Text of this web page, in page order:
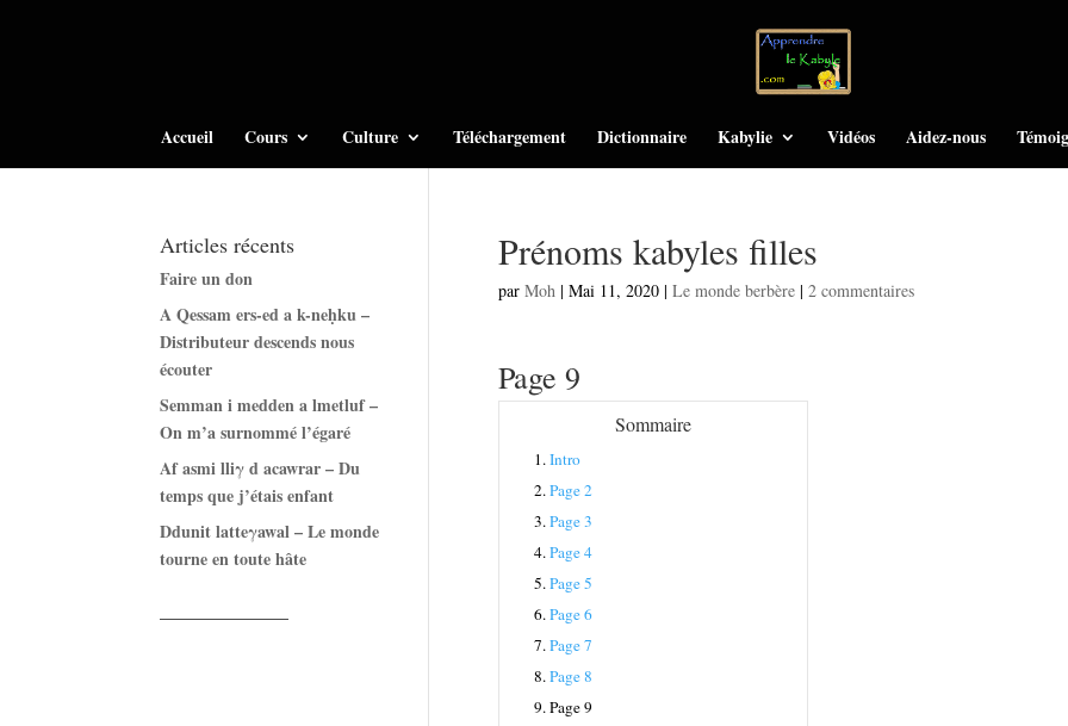
Accueil Cours Culture Téléchargement Dictionnaire Kabylie Vidéos Aidez-nous
Prénoms kabyles filles
par Moh| Mai 11, 2020| Le monde berbère| 2 commentaires
Page 9
Sommaire
1.Intro
2.Page 2
3.Page 3
4.Page 4
5.Page 5
6.Page 6
7.Page 7
8.Page 8
9.Page 9
Articles récents
Faire un don
A Qessam ers-ed a k-neḥku –
Distributeur descends nous
écouter
Semman i medden a lmetluf –
On m’a surnommé l’égaré
Af asmi lliγ d acawrar – Du
temps que j’étais enfant
Ddunit latteγawal – Le monde
tourne en toute hâte
——————